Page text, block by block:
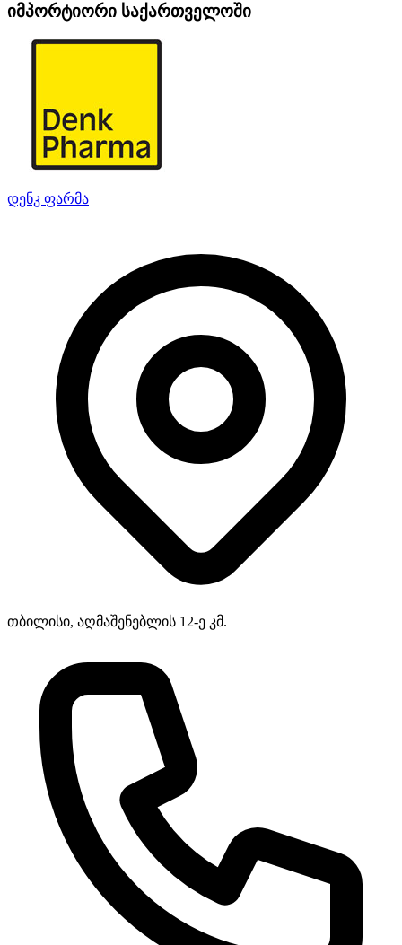
იმპორტიორი საქართველოში
დენკ ფარმა
თბილისი, აღმაშენებლის 12-ე კმ.